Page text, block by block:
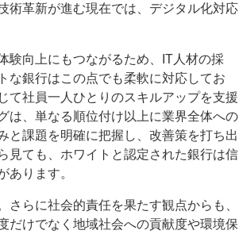
術革新が進む現在では、デジタル化対応
験向上にもつながるため、IT人材の採
な銀行はこの点でも柔軟に対応してお
て社員一人ひとりのスキルアップを支援
は、単なる順位付け以上に業界全体への
と課題を明確に把握し、改善策を打ち出
見ても、ホワイトと認定された銀行は信
あります。
らに社会的責任を果たす観点からも、
だけでなく地域社会への貢献度や環境保